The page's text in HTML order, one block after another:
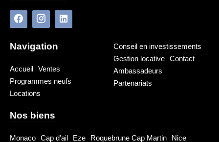
Navigation
Accueil Ventes
Programmes neufs
Locations
Conseil en investissements
Gestion locative
Contact
Ambassadeurs
Partenariats
Nos biens
Monaco Cap d'ail Eze Roquebrune Cap Martin Nice